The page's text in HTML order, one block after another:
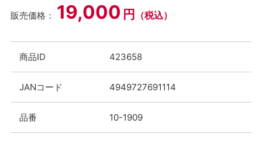
販売価格： 19,000 円 （税込）
商品ID 423658
JANコード 4949727691114
品番 10-1909